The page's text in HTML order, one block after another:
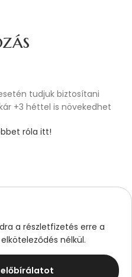
tudjuk biztosítani
+3 héttel is növekedhet
róla itt!
a részletfizetés erre a
nélkül.
előbírálatot